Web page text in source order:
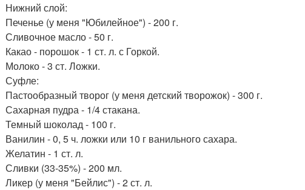
Нижний слой:
Печенье (у меня "Юбилейное") - 200 г.
Сливочное масло - 50 г.
Какао - порошок - 1 ст. л. с Горкой.
Молоко - 3 ст. Ложки.
Суфле:
Пастообразный творог (у меня детский творожок) - 300 г.
Сахарная пудра - 1/4 стакана.
Темный шоколад - 100 г.
Ванилин - 0, 5 ч. ложки или 10 г ванильного сахара.
Желатин - 1 ст. л.
Сливки (33-35%) - 200 мл.
Ликер (у меня "Бейлис") - 2 ст. л.